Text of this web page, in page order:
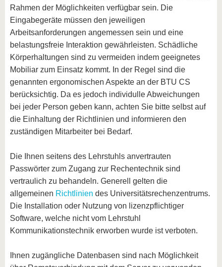
Rahmen der Möglichkeiten verfügbar sein. Die
Eingabegeräte müssen den jeweiligen
Arbeitsanforderungen angemessen sein und eine
belastungsfreie Interaktion gewährleisten. Schädliche
Körperhaltungen sind zu vermeiden indem geeignetes
Mobiliar zum Einsatz kommt. In der Regel sind die
genannten ergonomischen Aspekte an der BTU CS
berücksichtig. Da es jedoch individulle Abweichungen
bei jeder Person geben kann, achten Sie bitte selbst auf
die Einhaltung der Richtlinien und informieren den
zuständigen Mitarbeiter bei Bedarf.
Die Ihnen seitens des Lehrstuhls anvertrauten
Passwörter zum Zugang zur Rechentechnik sind
vertraulich zu behandeln. Generell gelten die
allgemeinen Richtlinien des Universitätsrechenzentrums.
Die Installation oder Nutzung von lizenzpflichtiger
Software, welche nicht vom Lehrstuhl
Kommunikationstechnik erworben wurde ist verboten.
Ihnen zugängliche Datenbasen sind nach Möglichkeit